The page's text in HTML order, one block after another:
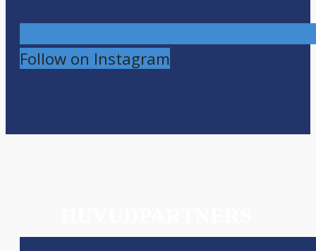
Follow on Instagram